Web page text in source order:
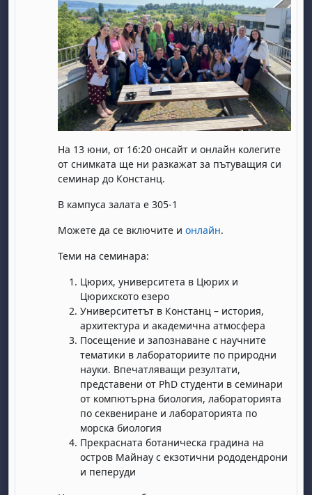
На 13 юни, от 16:20 онсайт и онлайн колегите
от снимката ще ни разкажат за пътуващия си
семинар до Констанц.
В кампуса залата е 305-1
Можете да се включите и онлайн.
Теми на семинара:
Цюрих, университета в Цюрих и
Цюрихското езеро
Университетът в Констанц – история,
архитектура и академична атмосфера
Посещение и запознаване с научните
тематики в лабораториите по природни
науки. Впечатляващи резултати,
представени от PhD студенти в семинари
от компютърна биология, лабораторията
по секвениране и лабораторията по
морска биология
Прекрасната ботаническа градина на
остров Майнау с екзотични рододендрони
и пеперуди
неделя, 2 август
неделя, 9 август
неделя, 16 август
22 август
неделя, 23 август
неделя, 30 август